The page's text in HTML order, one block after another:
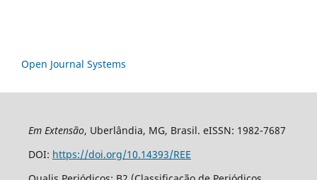
Open Journal Systems
Em Extensão, Uberlândia, MG, Brasil. eISSN: 1982-7687
DOI: https://doi.org/10.14393/REE